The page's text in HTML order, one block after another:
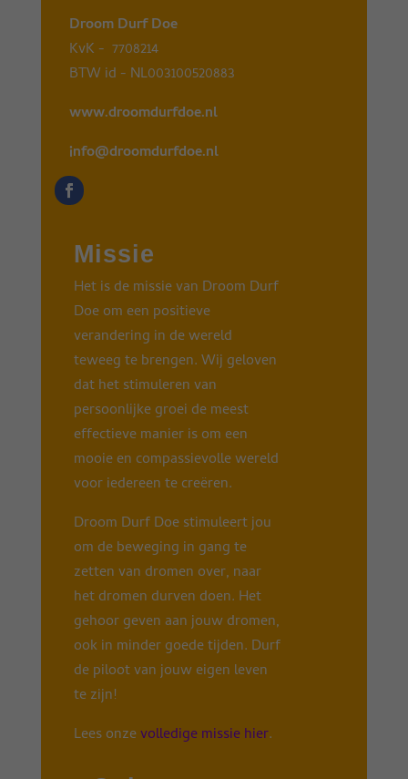
Droom Durf Doe
KvK - 7708214
BTW id - NL003100520883
www.droomdurfdoe.nl
info@droomdurfdoe.nl
Missie
Het is de missie van Droom Durf
Doe om een positieve
verandering in de wereld
teweeg te brengen. Wij geloven
dat het stimuleren van
persoonlijke groei de meest
effectieve manier is om een
mooie en compassievolle wereld
voor iedereen te creëren.
Droom Durf Doe stimuleert jou
om de beweging in gang te
zetten van dromen over, naar
het dromen durven doen. Het
gehoor geven aan jouw dromen,
ook in minder goede tijden. Durf
de piloot van jouw eigen leven
te zijn!
Lees onzevolledige missie hier.